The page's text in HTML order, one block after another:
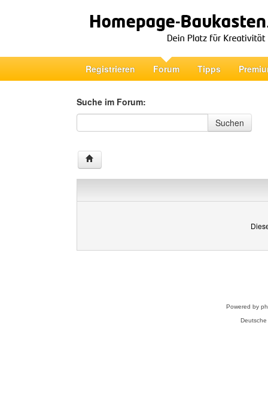
Registrieren Forum Tipps
Suche im Forum:
Suche im Forum
Suchen
Powered by